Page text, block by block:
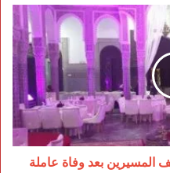
المسيرين بعد وفاة عاملة